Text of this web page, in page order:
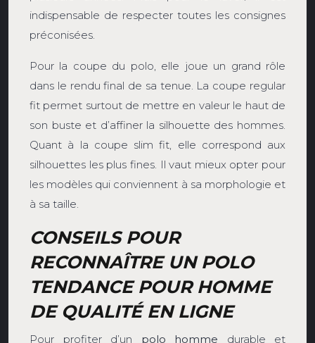
indispensable de respecter toutes les consignes
préconisées.
Pour la coupe du polo, elle joue un grand rôle
dans le rendu final de sa tenue. La coupe regular
fit permet surtout de mettre en valeur le haut de
son buste et d’affiner la silhouette des hommes.
Quant à la coupe slim fit, elle correspond aux
silhouettes les plus fines. Il vaut mieux opter pour
les modèles qui conviennent à sa morphologie et
à sa taille.
CONSEILS POUR
RECONNAÎTRE UN POLO
TENDANCE POUR HOMME
DE QUALITÉ EN LIGNE
Pour profiter d’un polo homme durable et